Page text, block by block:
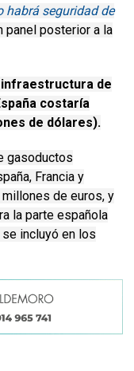
habrá seguridad de
panel posterior a la
de
costaría
de dólares).
gasoductos
Francia y
de euros, y
la parte española
incluyó en los